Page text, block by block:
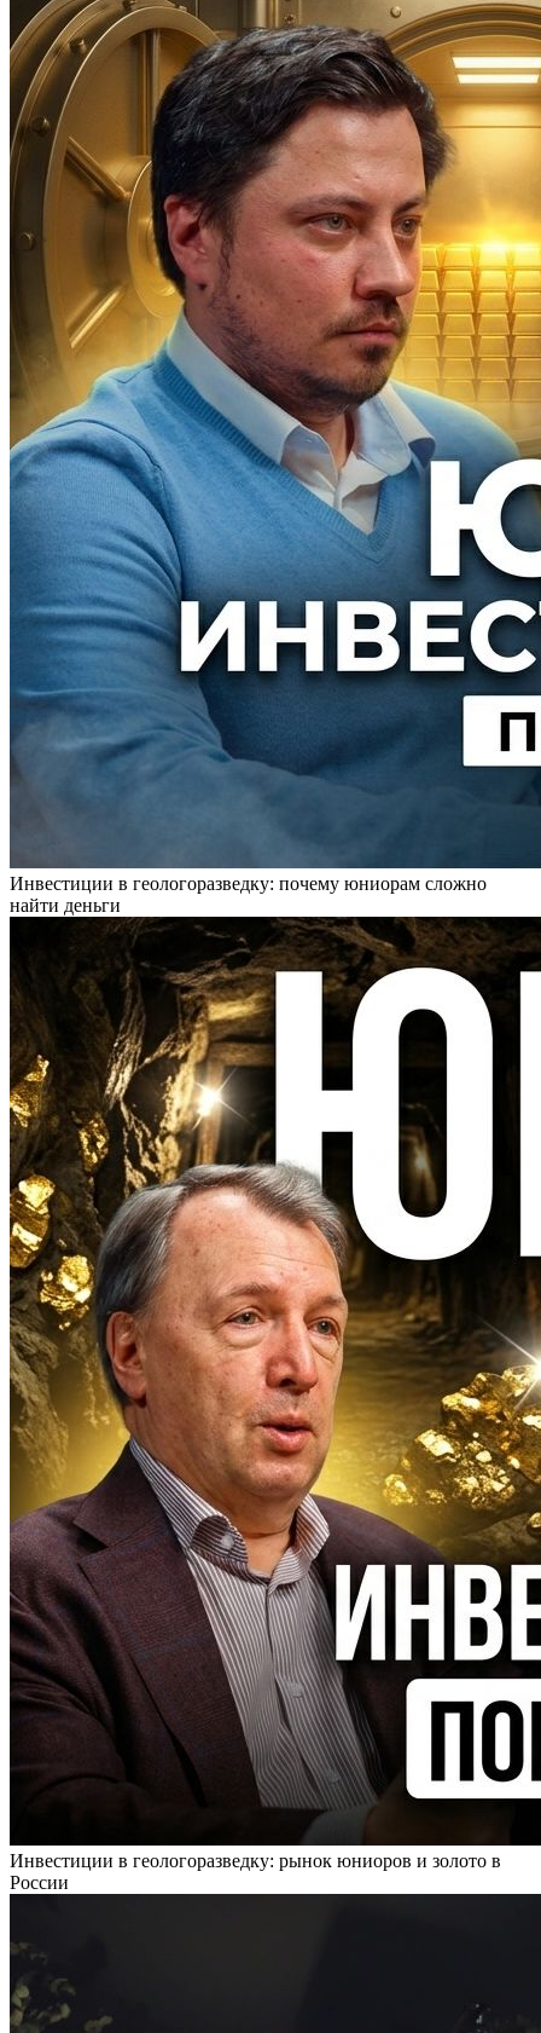
Инвестиции в геологоразведку: почему юниорам сложно
найти деньги
Инвестиции в геологоразведку: рынок юниоров и золото в
России